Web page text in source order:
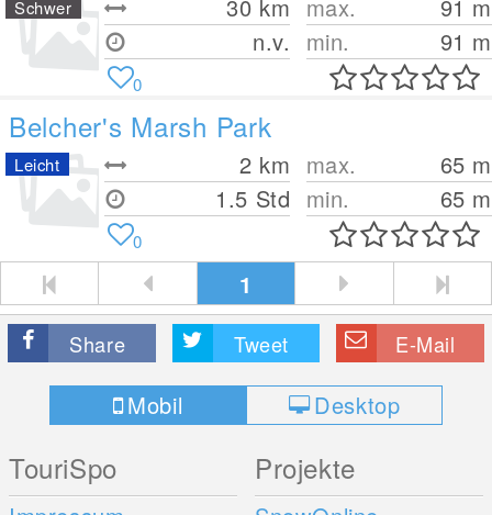
30 km
n.v.
max. 91 m
min.
91 m
Schwer
0
Belcher's Marsh Park
2 km
1.5 Std
max. 65 m
min.
65 m
Leicht
0
1
Share Tweet E-Mail
Mobil Desktop
TouriSpo Projekte